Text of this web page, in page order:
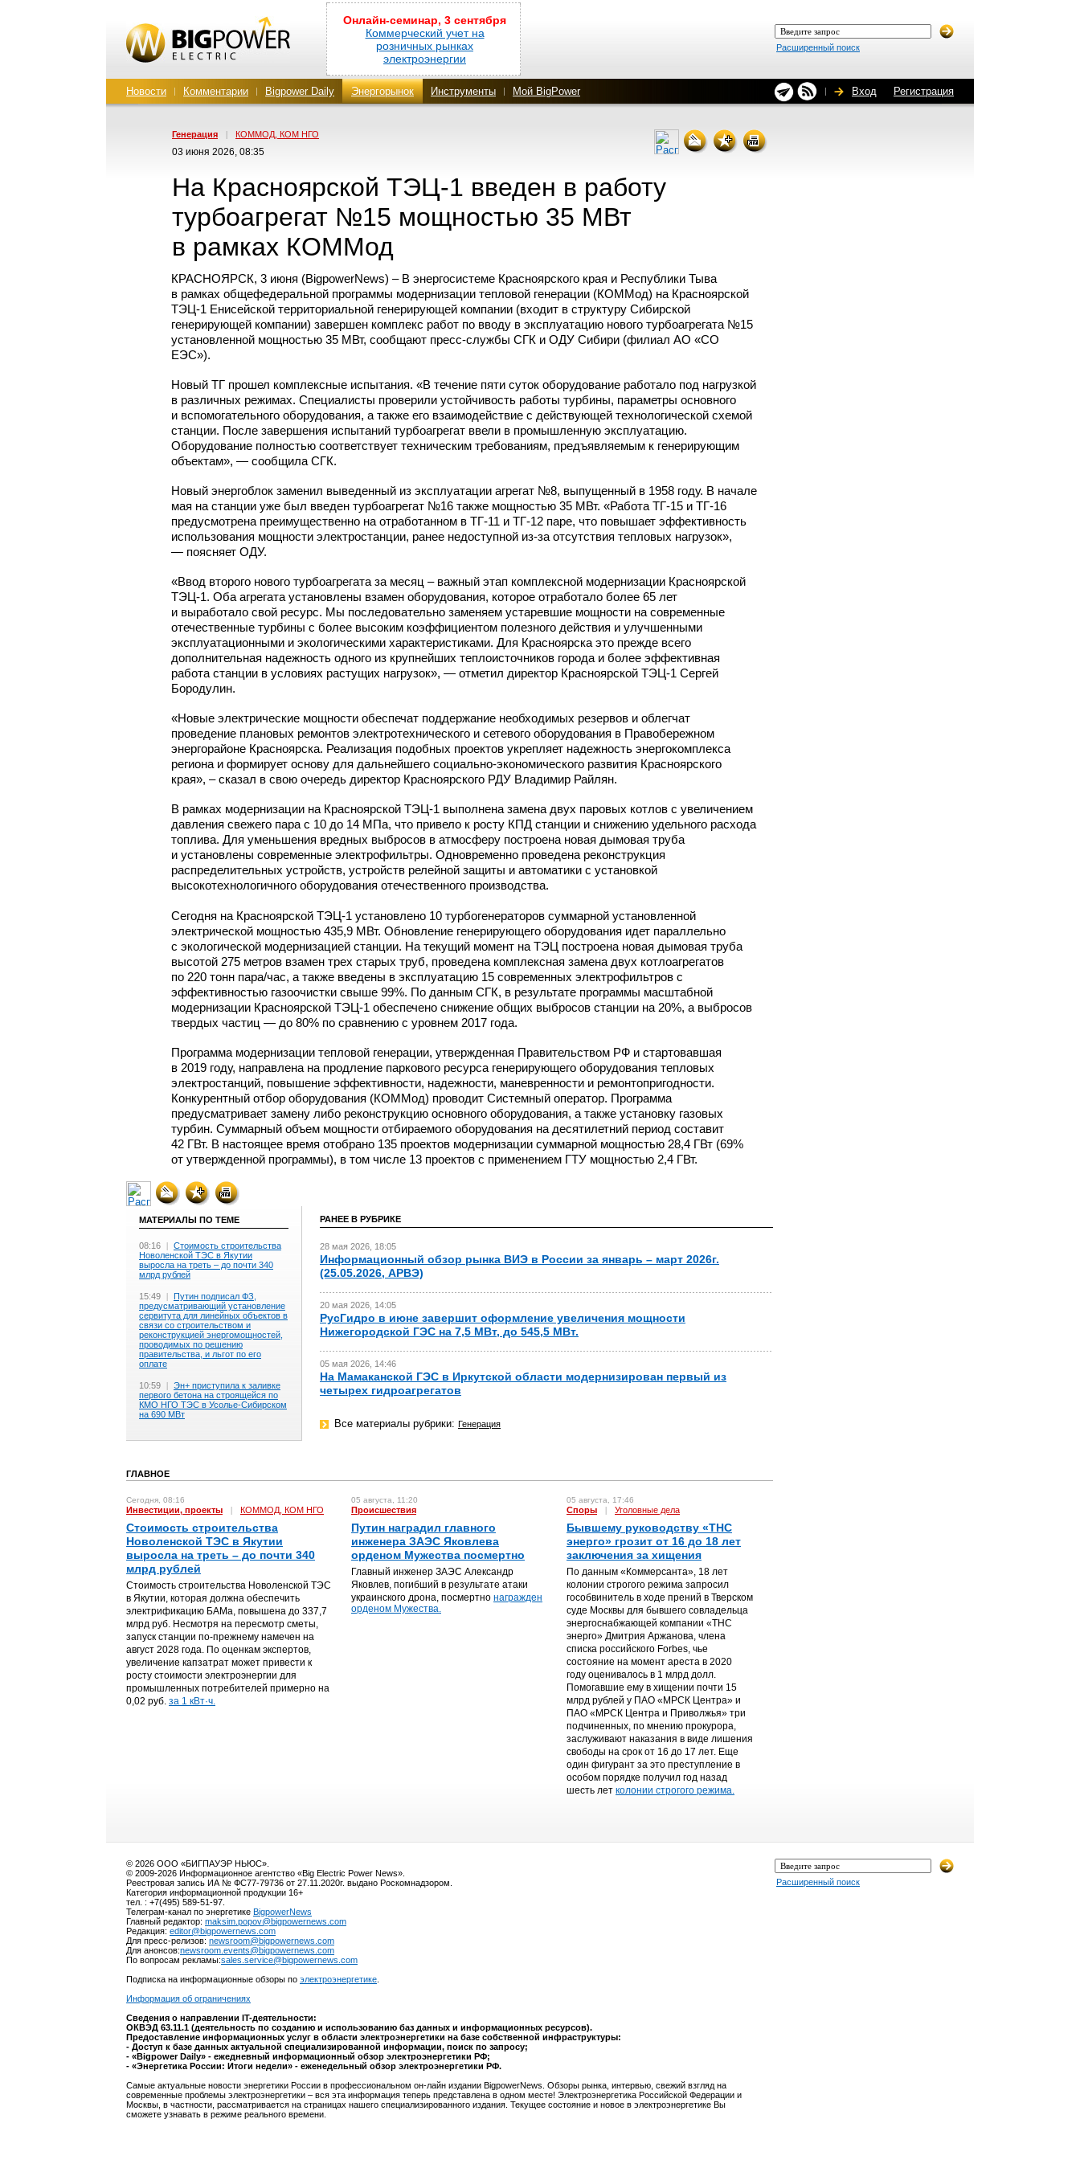
Онлайн-семинар, 3 сентября
Коммерческий учет на
розничных рынках
электроэнергии
Расширенный поиск
Новости Комментарии Bigpower Daily Энергорынок Инструменты Мой BigPower Вход Регистрация
Генерация | КОММОД, КОМ НГО
03 июня 2026, 08:35
На Красноярской ТЭЦ-1 введен в работу
турбоагрегат №15 мощностью 35 МВт
в рамках КОММод
КРАСНОЯРСК, 3 июня (BigpowerNews) – В энергосистеме Красноярского края и Республики Тыва
в рамках общефедеральной программы модернизации тепловой генерации (КОММод) на Красноярской
ТЭЦ-1 Енисейской территориальной генерирующей компании (входит в структуру Сибирской
генерирующей компании) завершен комплекс работ по вводу в эксплуатацию нового турбоагрегата №15
установленной мощностью 35 МВт, сообщают пресс-службы СГК и ОДУ Сибири (филиал АО «СО
ЕЭС»).
Новый ТГ прошел комплексные испытания. «В течение пяти суток оборудование работало под нагрузкой
в различных режимах. Специалисты проверили устойчивость работы турбины, параметры основного
и вспомогательного оборудования, а также его взаимодействие с действующей технологической схемой
станции. После завершения испытаний турбоагрегат ввели в промышленную эксплуатацию.
Оборудование полностью соответствует техническим требованиям, предъявляемым к генерирующим
объектам», — сообщила СГК.
Новый энергоблок заменил выведенный из эксплуатации агрегат №8, выпущенный в 1958 году. В начале
мая на станции уже был введен турбоагрегат №16 также мощностью 35 МВт. «Работа ТГ-15 и ТГ-16
предусмотрена преимущественно на отработанном в ТГ-11 и ТГ-12 паре, что повышает эффективность
использования мощности электростанции, ранее недоступной из-за отсутствия тепловых нагрузок»,
— поясняет ОДУ.
«Ввод второго нового турбоагрегата за месяц – важный этап комплексной модернизации Красноярской
ТЭЦ-1. Оба агрегата установлены взамен оборудования, которое отработало более 65 лет
и выработало свой ресурс. Мы последовательно заменяем устаревшие мощности на современные
отечественные турбины с более высоким коэффициентом полезного действия и улучшенными
эксплуатационными и экологическими характеристиками. Для Красноярска это прежде всего
дополнительная надежность одного из крупнейших теплоисточников города и более эффективная
работа станции в условиях растущих нагрузок», — отметил директор Красноярской ТЭЦ-1 Сергей
Бородулин.
«Новые электрические мощности обеспечат поддержание необходимых резервов и облегчат
проведение плановых ремонтов электротехнического и сетевого оборудования в Правобережном
энергорайоне Красноярска. Реализация подобных проектов укрепляет надежность энергокомплекса
региона и формирует основу для дальнейшего социально-экономического развития Красноярского
края», – сказал в свою очередь директор Красноярского РДУ Владимир Райлян.
В рамках модернизации на Красноярской ТЭЦ-1 выполнена замена двух паровых котлов с увеличением
давления свежего пара с 10 до 14 МПа, что привело к росту КПД станции и снижению удельного расхода
топлива. Для уменьшения вредных выбросов в атмосферу построена новая дымовая труба
и установлены современные электрофильтры. Одновременно проведена реконструкция
распределительных устройств, устройств релейной защиты и автоматики с установкой
высокотехнологичного оборудования отечественного производства.
Сегодня на Красноярской ТЭЦ-1 установлено 10 турбогенераторов суммарной установленной
электрической мощностью 435,9 МВт. Обновление генерирующего оборудования идет параллельно
с экологической модернизацией станции. На текущий момент на ТЭЦ построена новая дымовая труба
высотой 275 метров взамен трех старых труб, проведена комплексная замена двух котлоагрегатов
по 220 тонн пара/час, а также введены в эксплуатацию 15 современных электрофильтров с
эффективностью газоочистки свыше 99%. По данным СГК, в результате программы масштабной
модернизации Красноярской ТЭЦ-1 обеспечено снижение общих выбросов станции на 20%, а выбросов
твердых частиц — до 80% по сравнению с уровнем 2017 года.
Программа модернизации тепловой генерации, утвержденная Правительством РФ и стартовавшая
в 2019 году, направлена на продление паркового ресурса генерирующего оборудования тепловых
электростанций, повышение эффективности, надежности, маневренности и ремонтопригодности.
Конкурентный отбор оборудования (КОММод) проводит Системный оператор. Программа
предусматривает замену либо реконструкцию основного оборудования, а также установку газовых
турбин. Суммарный объем мощности отбираемого оборудования на десятилетний период составит
42 ГВт. В настоящее время отобрано 135 проектов модернизации суммарной мощностью 28,4 ГВт (69%
от утвержденной программы), в том числе 13 проектов с применением ГТУ мощностью 2,4 ГВт.
МАТЕРИАЛЫ ПО ТЕМЕ
08:16 | Стоимость строительства
Новоленской ТЭС в Якутии
выросла на треть – до почти 340
млрд рублей
15:49 | Путин подписал ФЗ,
предусматривающий установление
сервитута для линейных объектов в
связи со строительством и
реконструкцией энергомощностей,
проводимых по решению
правительства, и льгот по его
оплате
10:59 | Эн+ приступила к заливке
первого бетона на строящейся по
КМО НГО ТЭС в Усолье-Сибирском
на 690 МВт
РАНЕЕ В РУБРИКЕ
28 мая 2026, 18:05
Информационный обзор рынка ВИЭ в России за январь – март 2026г.
(25.05.2026, АРВЭ)
20 мая 2026, 14:05
РусГидро в июне завершит оформление увеличения мощности
Нижегородской ГЭС на 7,5 МВт, до 545,5 МВт.
05 мая 2026, 14:46
На Мамаканской ГЭС в Иркутской области модернизирован первый из
четырех гидроагрегатов
Все материалы рубрики: Генерация
ГЛАВНОЕ
Сегодня, 08:16
Инвестиции, проекты | КОММОД, КОМ НГО
Стоимость строительства
Новоленской ТЭС в Якутии
выросла на треть – до почти 340
млрд рублей
Стоимость строительства Новоленской ТЭС
в Якутии, которая должна обеспечить
электрификацию БАМа, повышена до 337,7
млрд руб. Несмотря на пересмотр сметы,
запуск станции по-прежнему намечен на
август 2028 года. По оценкам экспертов,
увеличение капзатрат может привести к
росту стоимости электроэнергии для
промышленных потребителей примерно на
0,02 руб. за 1 кВт·ч.
05 августа, 11:20
Проиcшествия
Путин наградил главного
инженера ЗАЭС Яковлева
орденом Мужества посмертно
Главный инженер ЗАЭС Александр
Яковлев, погибший в результате атаки
украинского дрона, посмертно награжден
орденом Мужества.
05 августа, 17:46
Споры | Уголовные дела
Бывшему руководству «ТНС
энерго» грозит от 16 до 18 лет
заключения за хищения
По данным «Коммерсанта», 18 лет
колонии строгого режима запросил
гособвинитель в ходе прений в Тверском
суде Москвы для бывшего совладельца
энергоснабжающей компании «ТНС
энерго» Дмитрия Аржанова, члена
списка российского Forbes, чье
состояние на момент ареста в 2020
году оценивалось в 1 млрд долл.
Помогавшие ему в хищении почти 15
млрд рублей у ПАО «МРСК Центра» и
ПАО «МРСК Центра и Приволжья» три
подчиненных, по мнению прокурора,
заслуживают наказания в виде лишения
свободы на срок от 16 до 17 лет. Еще
один фигурант за это преступление в
особом порядке получил год назад
шесть лет колонии строгого режима.
© 2026 ООО «БИГПАУЭР НЬЮС».
© 2009-2026 Информационное агентство «Big Electric Power News».
Реестровая запись ИА № ФС77-79736 от 27.11.2020г. выдано Роскомнадзором.
Категория информационной продукции 16+
тел. : +7(495) 589-51-97.
Телеграм-канал по энергетике BigpowerNews
Главный редактор: maksim.popov@bigpowernews.com
Редакция: editor@bigpowernews.com
Для пресс-релизов: newsroom@bigpowernews.com
Для анонсов:newsroom.events@bigpowernews.com
По вопросам рекламы:sales.service@bigpowernews.com
Подписка на информационные обзоры по электроэнергетике
Информация об ограничениях
Сведения о направлении IT-деятельности:
ОКВЭД 63.11.1 (деятельность по созданию и использованию баз данных и информационных ресурсов).
Предоставление информационных услуг в области электроэнергетики на базе собственной инфраструктуры:
- Доступ к базе данных актуальной специализированной информации, поиск по запросу;
- «Bigpower Daily» - ежедневный информационный обзор электроэнергетики РФ;
- «Энергетика России: Итоги недели» - еженедельный обзор электроэнергетики РФ.
Самые актуальные новости энергетики России в профессиональном он-лайн издании BigpowerNews. Обзоры рынка, интервью, свежий взгляд на
современные проблемы электроэнергетики – вся эта информация теперь представлена в одном месте! Электроэнергетика Российской Федерации и
Москвы, в частности, рассматривается на страницах нашего специализированного издания. Текущее состояние и новое в электроэнергетике Вы
сможете узнавать в режиме реального времени.
Расширенный поиск